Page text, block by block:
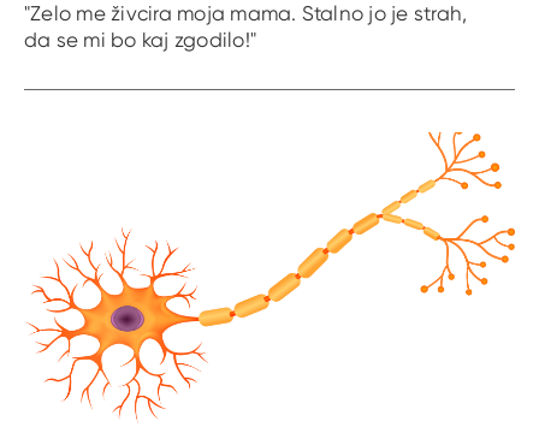
"Zelo me živcira moja mama. Stalno jo je strah,
da se mi bo kaj zgodilo!"